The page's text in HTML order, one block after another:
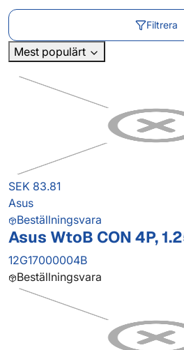
Filtrera
Mest populärt
SEK 83.81
Asus
Beställningsvara
Asus WtoB CON 4P,
12G17000004B
Beställningsvara